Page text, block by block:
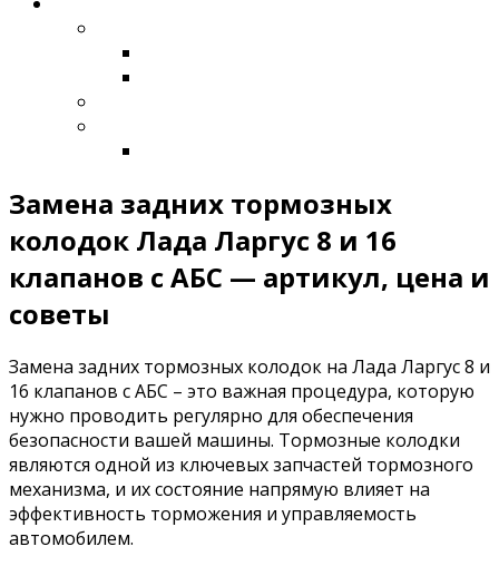
Замена задних тормозных
колодок Лада Ларгус 8 и 16
клапанов с АБС — артикул, цена и
советы
Замена задних тормозных колодок на Лада Ларгус 8 и
16 клапанов с АБС – это важная процедура, которую
нужно проводить регулярно для обеспечения
безопасности вашей машины. Тормозные колодки
являются одной из ключевых запчастей тормозного
механизма, и их состояние напрямую влияет на
эффективность торможения и управляемость
автомобилем.